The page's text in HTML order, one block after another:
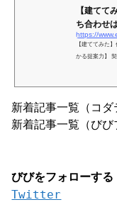
【建てて
ち合わせ
https://
【建ててみた
かる提案力】
新着記事一覧（コダ
新着記事一覧（びび
びびをフォローする
Twitter